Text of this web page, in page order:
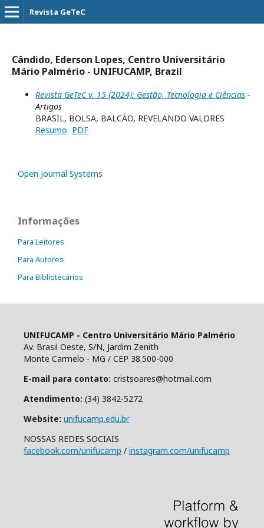
Revista GeTeC
Cândido, Ederson Lopes, Centro Universitário
Mário Palmério - UNIFUCAMP, Brazil
Revista GeTeC v. 15 (2024): Gestão, Tecnologia e Ciências -
Artigos
BRASIL, BOLSA, BALCÃO, REVELANDO VALORES
Resumo PDF
Open Journal Systems
Informações
Para Leitores
Para Autores
Para Bibliotecários
UNIFUCAMP - Centro Universitário Mário Palmério
Av. Brasil Oeste, S/N, Jardim Zenith
Monte Carmelo - MG / CEP 38.500-000
E-mail para contato: cristsoares@hotmail.com
Atendimento: (34) 3842-5272
Website: unifucamp.edu.br
NOSSAS REDES SOCIAIS
facebook.com/unifucamp / instagram.com/unifucamp